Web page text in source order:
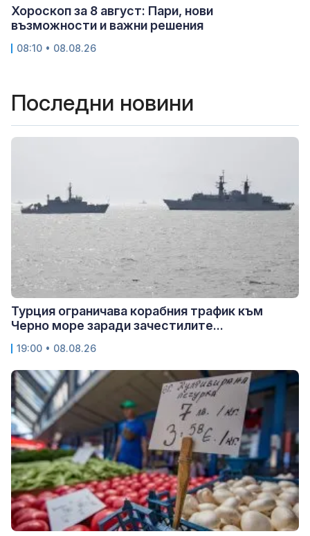
Хороскоп за 8 август: Пари, нови
възможности и важни решения
08:10 • 08.08.26
Последни новини
Турция ограничава корабния трафик към
Черно море заради зачестилите...
19:00 • 08.08.26